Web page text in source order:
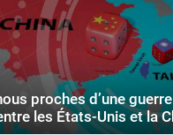
proches d’une
les États-Unis et la